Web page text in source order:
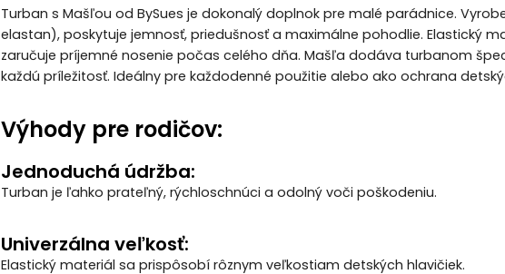
Turban s Mašľou od BySues je dokonalý doplnok pre malé parádnice.
elastan), poskytuje jemnosť, priedušnosť a maximálne pohodlie. Elastický
zaručuje príjemné nosenie počas celého dňa. Mašľa dodáva turbanom
každú príležitosť. Ideálny pre každodenné použitie alebo ako ochrana
Výhody pre rodičov:
Jednoduchá údržba:
Turban je ľahko prateľný, rýchloschnúci a odolný voči poškodeniu.
Univerzálna veľkosť:
Elastický materiál sa prispôsobí rôznym veľkostiam detských hlavičiek.